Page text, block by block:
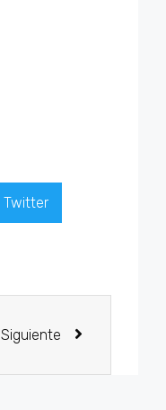
Twitter
Siguiente